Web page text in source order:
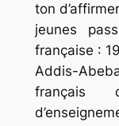
ton
jeunes
française :
Addis-
français